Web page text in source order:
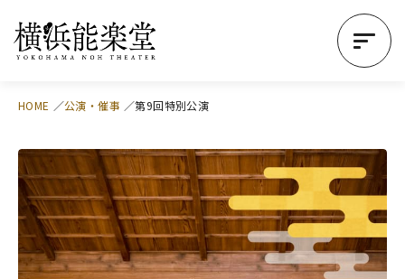
HOME 公演・催事 第9回特別公演